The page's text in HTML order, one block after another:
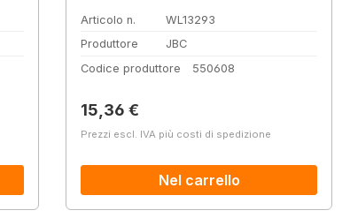
Articolo n.
WL13293
Produttore
JBC
Codice produttore
550608
Prezzo normale:
15,36 €
Prezzi escl. IVA più costi di spedizione
Nel carrello